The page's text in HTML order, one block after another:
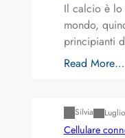
Il calcio è
mondo,
principianti
Read More…
Silvia
Cellulare